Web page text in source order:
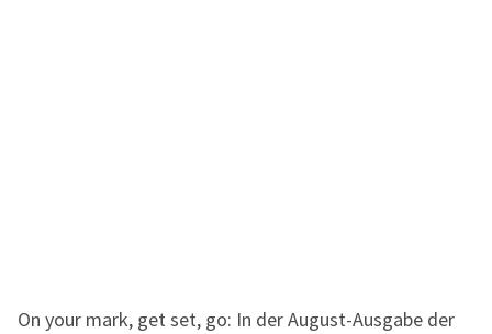
On your mark, get set, go: In der August-Ausgabe der